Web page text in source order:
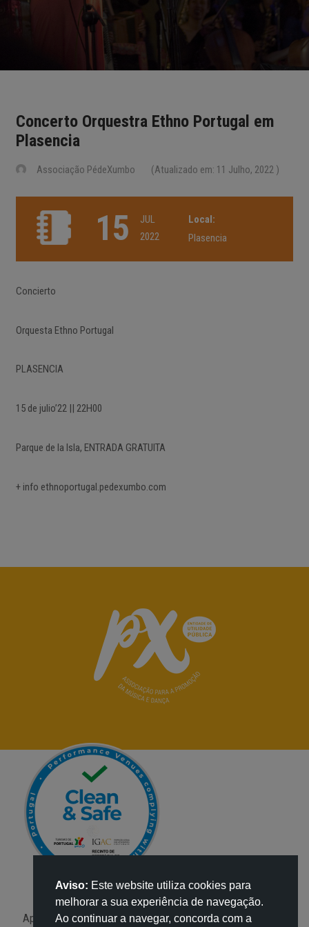
Concerto Orquestra Ethno Portugal em
Plasencia
Associação PédeXumbo (Atualizado em: 11 Julho, 2022 )
15
JUL
2022
Local:
Plasencia
Concierto
Orquesta Ethno Portugal
PLASENCIA
15 de julio’22 || 22H00
Parque de la Isla, ENTRADA GRATUITA
+ info ethnoportugal.pedexumbo.com
Apoio:
Aviso: Este website utiliza cookies para
melhorar a sua experiência de navegação.
Ao continuar a navegar, concorda com a